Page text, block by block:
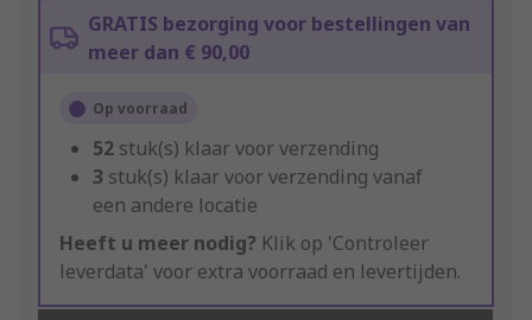
GRATIS bezorging voor bestellingen van
meer dan € 90,00
Op voorraad
52 stuk(s) klaar voor verzending
3 stuk(s) klaar voor verzending vanaf
een andere locatie
Heeft u meer nodig? Klik op 'Controleer
leverdata' voor extra voorraad en levertijden.